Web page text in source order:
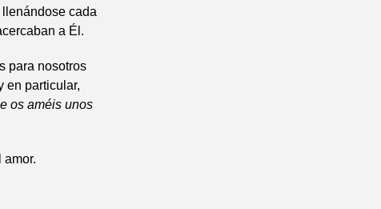
cada
a Él.
para nosotros
en particular,
os améis unos
amor.